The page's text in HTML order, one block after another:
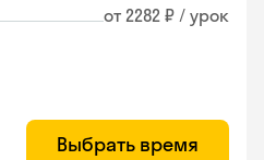
от 2282 ₽ / урок
Выбрать время